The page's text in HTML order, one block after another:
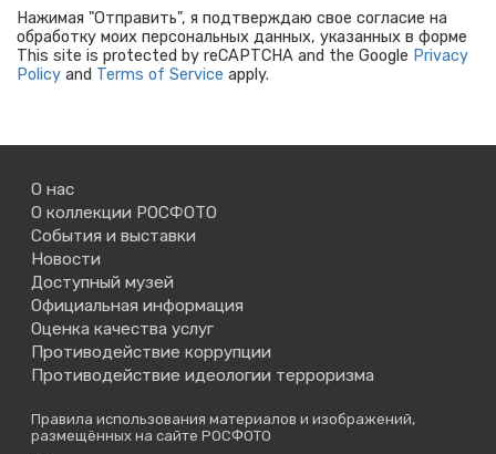
Нажимая "Отправить", я подтверждаю свое согласие на
обработку моих персональных данных, указанных в форме
This site is protected by reCAPTCHA and the Google Privacy
Policy and Terms of Service apply.
О нас
О коллекции РОСФОТО
События и выставки
Новости
Доступный музей
Официальная информация
Оценка качества услуг
Противодействие коррупции
Противодействие идеологии терроризма
Правила использования материалов и изображений,
размещённых на сайте РОСФОТО